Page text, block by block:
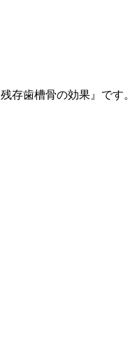
存歯槽骨の効果』です。